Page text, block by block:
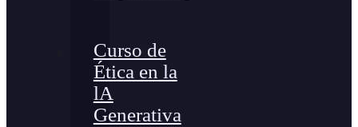
Curso de
Ética en la
lA
Generativa